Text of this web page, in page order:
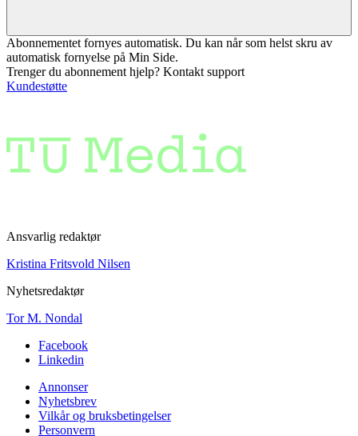
Abonnementet fornyes automatisk. Du kan når som helst skru av
automatisk fornyelse på Min Side.
Trenger du abonnement hjelp? Kontakt support
Kundestøtte
Ansvarlig redaktør
Kristina Fritsvold Nilsen
Nyhetsredaktør
Tor M. Nondal
Facebook
Linkedin
Annonser
Nyhetsbrev
Vilkår og bruksbetingelser
Personvern